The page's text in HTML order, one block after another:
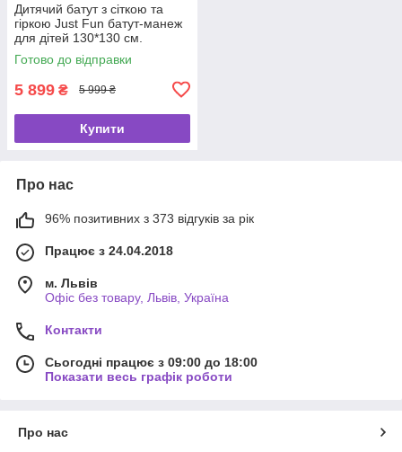
Дитячий батут з сіткою та
гіркою Just Fun батут-манеж
для дітей 130*130 см.
різнокольоровий
Готово до відправки
5 899 ₴ 5 999 ₴
Купити
Про нас
96% позитивних з 373 відгуків за рік
Працює з 24.04.2018
м. Львів
Офіс без товару, Львів, Україна
Контакти
Сьогодні працює з 09:00 до 18:00
Показати весь графік роботи
Про нас